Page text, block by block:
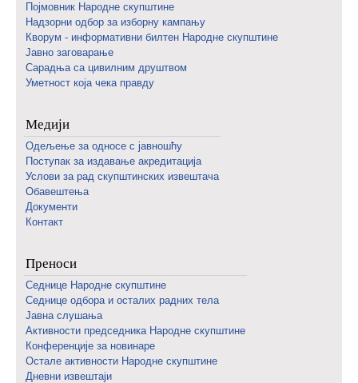
Појмовник Народне скупштине
Надзорни одбор за изборну кампању
Кворум - информативни билтен Народне скупштине
Јавно заговарање
Сарадња са цивилним друштвом
Уметност која чека правду
Медији
Одељење за односе с јавношћу
Поступак за издавање акредитација
Услови за рад скупштинских извештача
Обавештења
Документи
Контакт
Преноси
Седнице Народне скупштине
Седнице одбора и осталих радних тела
Јавна слушања
Активности председника Народне скупштине
Конференције за новинаре
Oстале активности Народне скупштине
Дневни извештаји